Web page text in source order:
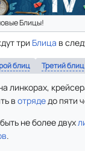
Блицы!
три Блица в
блиц Третий блиц
линкорах,
в отрядедо пяти
не более двух
.